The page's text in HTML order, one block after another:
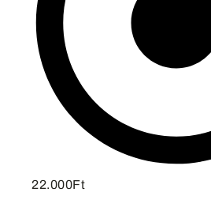
22.000Ft